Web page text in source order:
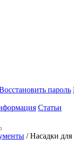
пароль
Статьи
/ Насадки